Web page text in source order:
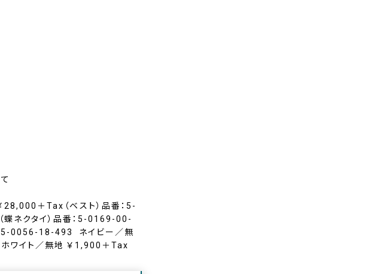
＋Tax（ベスト）品番：5-
ネクタイ）品番：5-0169-00-
5-0056-18-493 ネイビー／無
ワイト／無地 ￥1,900＋Tax